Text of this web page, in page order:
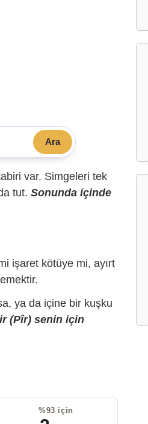
Ara
var. Simgeleri tek
tut. Sonunda içinde
işaret kötüye mi, ayırt
ya da içine bir kuşku
(Pîr) senin için
%93 için